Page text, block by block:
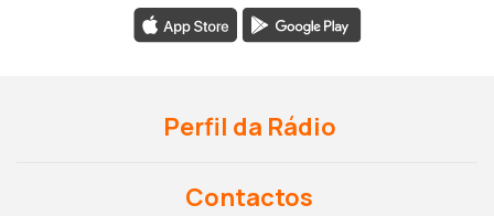
Perfil da Rádio
Contactos